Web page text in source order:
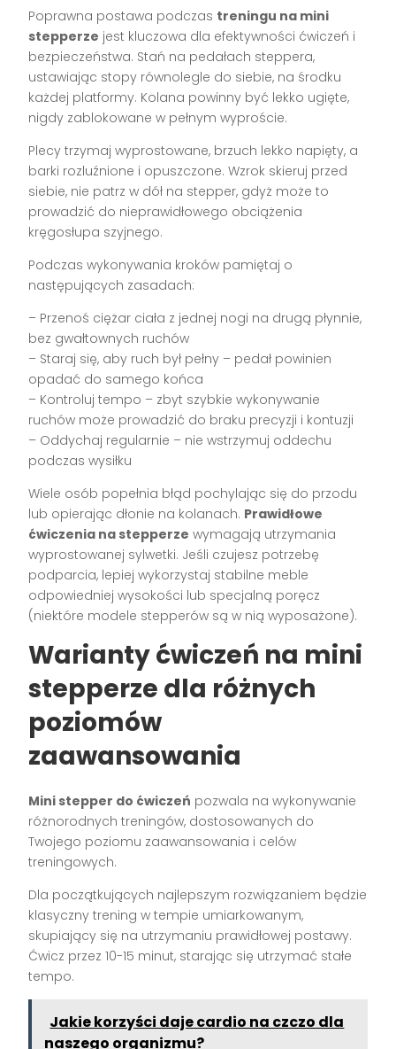
Poprawna postawa podczas treningu na mini
stepperze jest kluczowa dla efektywności ćwiczeń i
bezpieczeństwa. Stań na pedałach steppera,
ustawiając stopy równolegle do siebie, na środku
każdej platformy. Kolana powinny być lekko ugięte,
nigdy zablokowane w pełnym wyproście.
Plecy trzymaj wyprostowane, brzuch lekko napięty, a
barki rozluźnione i opuszczone. Wzrok skieruj przed
siebie, nie patrz w dół na stepper, gdyż może to
prowadzić do nieprawidłowego obciążenia
kręgosłupa szyjnego.
Podczas wykonywania kroków pamiętaj o
następujących zasadach:
– Przenoś ciężar ciała z jednej nogi na drugą płynnie,
bez gwałtownych ruchów
– Staraj się, aby ruch był pełny – pedał powinien
opadać do samego końca
– Kontroluj tempo – zbyt szybkie wykonywanie
ruchów może prowadzić do braku precyzji i kontuzji
– Oddychaj regularnie – nie wstrzymuj oddechu
podczas wysiłku
Wiele osób popełnia błąd pochylając się do przodu
lub opierając dłonie na kolanach. Prawidłowe
ćwiczenia na stepperze wymagają utrzymania
wyprostowanej sylwetki. Jeśli czujesz potrzebę
podparcia, lepiej wykorzystaj stabilne meble
odpowiedniej wysokości lub specjalną poręcz
(niektóre modele stepperów są w nią wyposażone).
Warianty ćwiczeń na mini
stepperze dla różnych
poziomów
zaawansowania
Mini stepper do ćwiczeń pozwala na wykonywanie
różnorodnych treningów, dostosowanych do
Twojego poziomu zaawansowania i celów
treningowych.
Dla początkujących najlepszym rozwiązaniem będzie
klasyczny trening w tempie umiarkowanym,
skupiający się na utrzymaniu prawidłowej postawy.
Ćwicz przez 10-15 minut, starając się utrzymać stałe
tempo.
Jakie korzyści daje cardio na czczo dla
naszego organizmu?